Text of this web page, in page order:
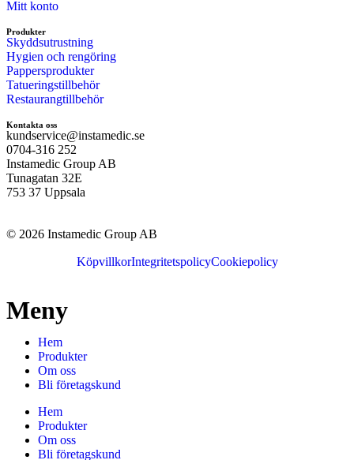
Mitt konto
Produkter
Skyddsutrustning
Hygien och rengöring
Pappersprodukter
Tatueringstillbehör
Restaurangtillbehör
Kontakta oss
kundservice@instamedic.se
0704-316 252
Instamedic Group AB
Tunagatan 32E
753 37 Uppsala
© 2026 Instamedic Group AB
KöpvillkorIntegritetspolicyCookiepolicy
Meny
Hem
Produkter
Om oss
Bli företagskund
Hem
Produkter
Om oss
Bli företagskund